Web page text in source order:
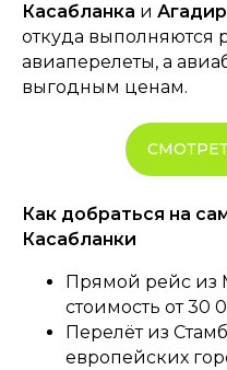
Касабланка и Агадир
откуда выполняются
авиаперелеты, а
выгодным ценам.
Как добраться на
Касабланки
Прямой рейс из
стоимость от 30
Перелёт из
европейских